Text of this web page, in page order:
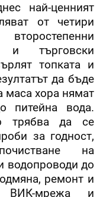
най-ценният
от четири
и търговски
топката и
да бъде
маса хора нямат
питейна вода.
трябва да се
за годност,
на
водопроводи до
ремонт и
ВИК-мрежа и